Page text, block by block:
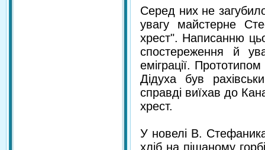
Серед них не
увагу майстерне
хрест". Написанню
спостереження й
еміграції.
Дідуха був
справді виїхав до
хрест.
У новелі В.
хліб на піщаному